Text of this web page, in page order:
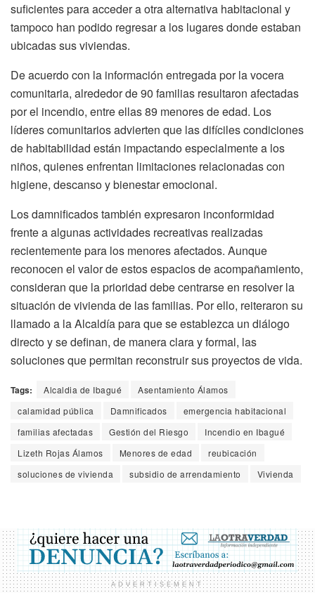
suficientes para acceder a otra alternativa habitacional y
tampoco han podido regresar a los lugares donde estaban
ubicadas sus viviendas.
De acuerdo con la información entregada por la vocera
comunitaria, alrededor de 90 familias resultaron afectadas
por el incendio, entre ellas 89 menores de edad. Los
líderes comunitarios advierten que las difíciles condiciones
de habitabilidad están impactando especialmente a los
niños, quienes enfrentan limitaciones relacionadas con
higiene, descanso y bienestar emocional.
Los damnificados también expresaron inconformidad
frente a algunas actividades recreativas realizadas
recientemente para los menores afectados. Aunque
reconocen el valor de estos espacios de acompañamiento,
consideran que la prioridad debe centrarse en resolver la
situación de vivienda de las familias. Por ello, reiteraron su
llamado a la Alcaldía para que se establezca un diálogo
directo y se definan, de manera clara y formal, las
soluciones que permitan reconstruir sus proyectos de vida.
Tags: Alcaldia de Ibagué
Asentamiento Álamos
calamidad pública
Damnificados
emergencia habitacional
familias afectadas
Gestión del Riesgo
Incendio en Ibagué
Lizeth Rojas Álamos
Menores de edad
reubicación
soluciones de vivienda
subsidio de arrendamiento Vivienda
ADVERTISEMENT